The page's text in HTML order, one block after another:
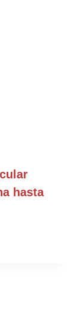
hasta